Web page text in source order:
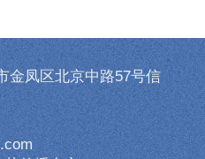
金凤区北京中路57号信